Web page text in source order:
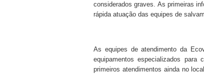
considerados graves. As primeiras
rápida atuação das equipes de
As equipes de atendimento da
equipamentos especializados
primeiros atendimentos ainda no